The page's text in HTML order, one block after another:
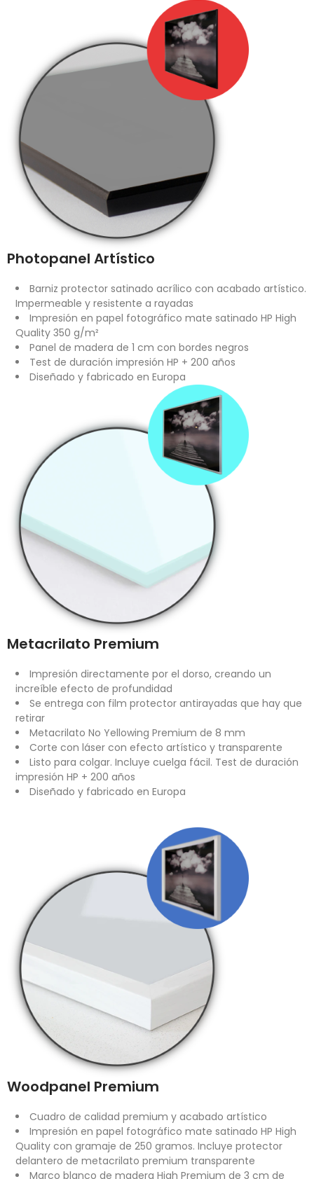
Photopanel Artístico
Barniz protector satinado acrílico con acabado artístico.
Impermeable y resistente a rayadas
Impresión en papel fotográfico mate satinado HP High
Quality 350 g/m²
Panel de madera de 1 cm con bordes negros
Test de duración impresión HP + 200 años
Diseñado y fabricado en Europa
Metacrilato Premium
Impresión directamente por el dorso, creando un
increíble efecto de profundidad
Se entrega con film protector antirayadas que hay que
retirar
Metacrilato No Yellowing Premium de 8 mm
Corte con láser con efecto artístico y transparente
Listo para colgar. Incluye cuelga fácil. Test de duración
impresión HP + 200 años
Diseñado y fabricado en Europa
Woodpanel Premium
Cuadro de calidad premium y acabado artístico
Impresión en papel fotográfico mate satinado HP High
Quality con gramaje de 250 gramos. Incluye protector
delantero de metacrilato premium transparente
Marco blanco de madera High Premium de 3 cm de